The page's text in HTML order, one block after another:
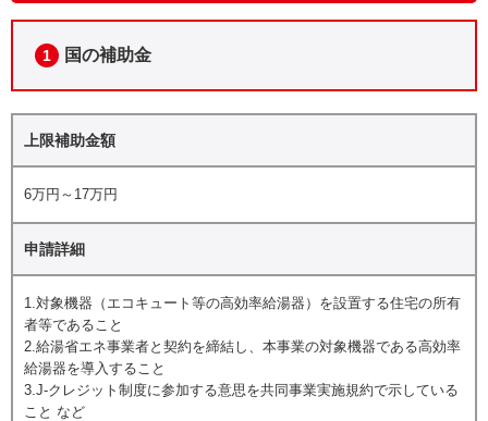
1 国の補助金
上限補助金額
6万円～17万円
申請詳細
1.対象機器（エコキュート等の高効率給湯器）を設置する住宅の所有
者等であること
2.給湯省エネ事業者と契約を締結し、本事業の対象機器である高効率
給湯器を導入すること
3.J-クレジット制度に参加する意思を共同事業実施規約で示している
こと など